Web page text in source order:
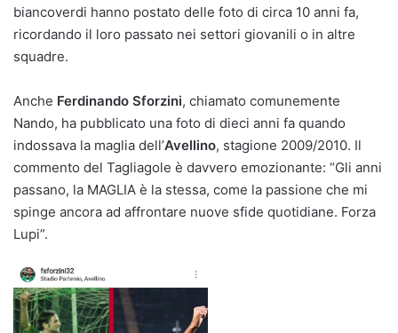
biancoverdi hanno postato delle foto di circa 10 anni fa,
ricordando il loro passato nei settori giovanili o in altre
squadre.
Anche Ferdinando Sforzini, chiamato comunemente
Nando, ha pubblicato una foto di dieci anni fa quando
indossava la maglia dell’Avellino, stagione 2009/2010. Il
commento del Tagliagole è davvero emozionante: “Gli anni
passano, la MAGLIA è la stessa, come la passione che mi
spinge ancora ad affrontare nuove sfide quotidiane. Forza
Lupi”.